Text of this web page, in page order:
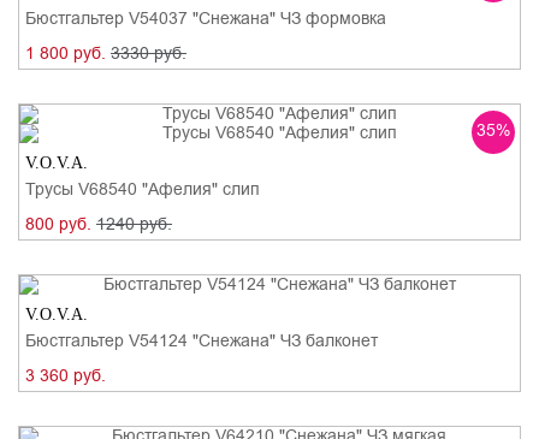
Бюстгальтер V54037 "Снежана" ЧЗ формовка
1 800 руб. 3330 руб.
35%
V.O.V.A.
Трусы V68540 "Афелия" слип
800 руб. 1240 руб.
V.O.V.A.
Бюстгальтер V54124 "Снежана" ЧЗ балконет
3 360 руб.